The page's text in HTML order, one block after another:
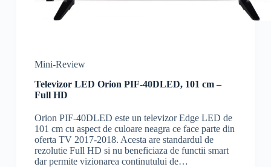
Mini-Review
Televizor LED Orion PIF-40DLED, 101 cm –
Full HD
Orion PIF-40DLED este un televizor Edge LED de
101 cm cu aspect de culoare neagra ce face parte din
oferta TV 2017-2018. Acesta are standardul de
rezolutie Full HD si nu beneficiaza de functii smart
dar permite vizionarea continutului de…